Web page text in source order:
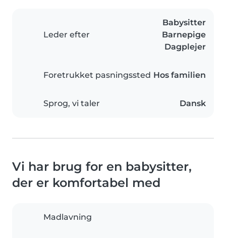
Leder efter
Babysitter
Barnepige
Dagplejer
Foretrukket pasningssted Hos familien
Sprog, vi taler Dansk
Vi har brug for en babysitter,
der er komfortabel med
Madlavning